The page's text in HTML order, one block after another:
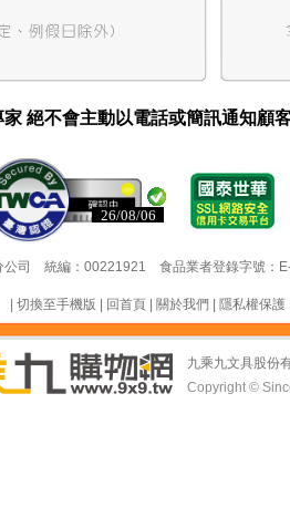
絕不會主動以電話或簡訊通知顧
26/08/06
26/08/06
公司 統編：00221921 食品業者登錄字號
切換至手機版 回首頁| 關於我們 隱私權保護
九乘九文具股份
Copyright ©